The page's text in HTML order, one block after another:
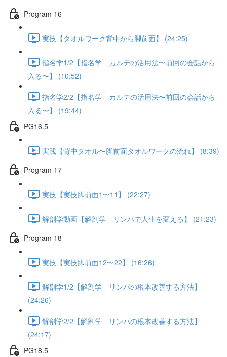
Program 16
実技【タオルワーク背中から脚前面】 (24:25)
指名学1/2【指名学 カルテの活用法〜前回の会話から
入る〜】 (10:52)
指名学2/2【指名学 カルテの活用法〜前回の会話から
入る〜】 (19:44)
PG16.5
実践【背中タオル〜脚前面タオルワークの流れ】 (8:39)
Program 17
実技【実技脚前面1〜11】 (22:27)
解剖学動画【解剖学 リンパで人生を変える】 (21:23)
Program 18
実技【実技脚前面12〜22】 (16:26)
解剖学1/2【解剖学 リンパの根本改善する方法】
(24:26)
解剖学2/2【解剖学 リンパの根本改善する方法】
(24:17)
PG18.5